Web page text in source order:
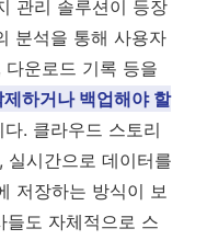
관리 솔루션이 등장
분석을 통해 사용자
운로드 기록 등을
하거나 백업해야 할
. 클라우드 스토리
실시간으로 데이터를
저장하는 방식이 보
들도 자체적으로 스